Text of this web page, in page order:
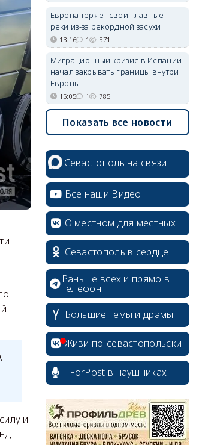
и
Европа теряет свои главные
реки из-за рекордной засухи
13:16 1 571
Миграционный кризис в Испании
начал закрывать границы внутри
Европы
15:05 1 785
Показать все новости
Севастополь на связи
Все наши Видео
О местном для местных
Севастополь в сердце
Раньше всех и прямо в
телефон
Большие темы и драмы
Живи по-севастопольски
ForPost в наушниках